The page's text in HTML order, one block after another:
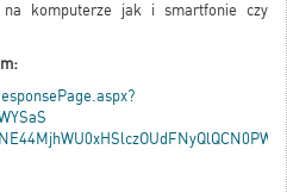
na komputerze jak i smartfonie czy